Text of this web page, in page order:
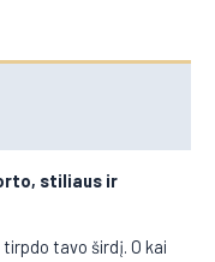
stiliaus ir
tavo širdį. O kai